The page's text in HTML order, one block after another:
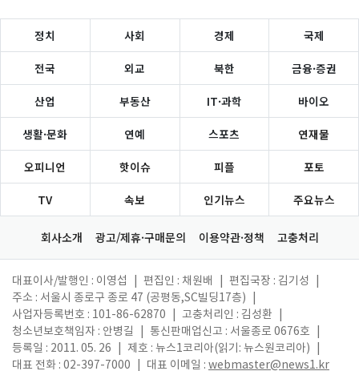
정치 사회 경제 국제
전국 외교 북한 금융·증권
산업 부동산 IT·과학 바이오
생활·문화 연예 스포츠 연재물
오피니언 핫이슈 피플 포토
TV 속보 인기뉴스 주요뉴스
회사소개 광고/제휴·구매문의 이용약관·정책 고충처리
대표이사/발행인 : 이영섭 편집인 : 채원배 편집국장 : 김기성
주소 : 서울시 종로구 종로 47 (공평동,SC빌딩17층)
사업자등록번호 : 101-86-62870
고충처리인 : 김성환
청소년보호책임자 : 안병길
통신판매업신고 : 서울종로 0676호
등록일 : 2011. 05. 26
제호 : 뉴스1코리아(읽기: 뉴스원코리아)
대표 전화 : 02-397-7000
대표 이메일 : webmaster@news1.kr